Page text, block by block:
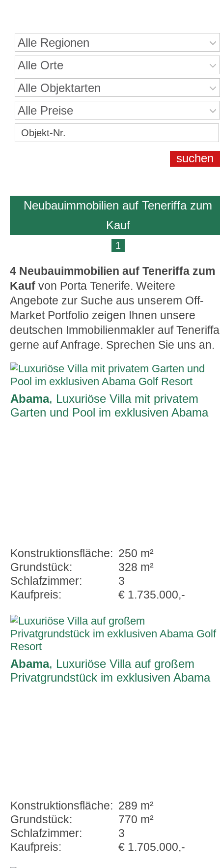
Alle Regionen
Alle Orte
Alle Objektarten
Alle Preise
Neubauimmobilien auf Teneriffa zum
Kauf
1
4 Neubauimmobilien auf Teneriffa zum
Kauf von Porta Tenerife. Weitere
Angebote zur Suche aus unserem Off-
Market Portfolio zeigen Ihnen unsere
deutschen Immobilienmakler auf Teneriffa
gerne auf Anfrage. Sprechen Sie uns an.
Abama, Luxuriöse Villa mit privatem
Garten und Pool im exklusiven Abama
Konstruktionsfläche: 250 m²
Grundstück:
328 m²
Schlafzimmer:
3
Kaufpreis:
€ 1.735.000,-
Abama, Luxuriöse Villa auf großem
Privatgrundstück im exklusiven Abama
Konstruktionsfläche: 289 m²
Grundstück:
770 m²
Schlafzimmer:
3
Kaufpreis:
€ 1.705.000,-